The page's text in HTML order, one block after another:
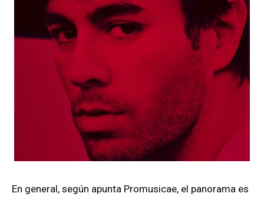
En general, según apunta Promusicae, el panorama es